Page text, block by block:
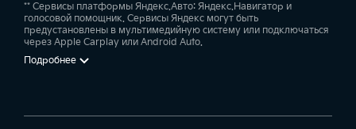
** Сервисы платформы Яндекс.Авто: Яндекс.Навигатор и
голосовой помощник. Сервисы Яндекс могут быть
предустановлены в мультимедийную систему или подключаться
через Apple Carplay или Android Auto.
Подробнее